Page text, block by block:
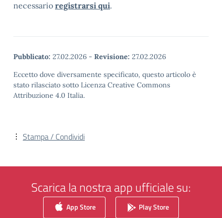
necessario registrarsi qui.
Pubblicato: 27.02.2026 - Revisione: 27.02.2026
Eccetto dove diversamente specificato, questo articolo è
stato rilasciato sotto Licenza Creative Commons
Attribuzione 4.0 Italia.
Stampa / Condividi
Scarica la nostra app ufficiale su:
App Store Play Store